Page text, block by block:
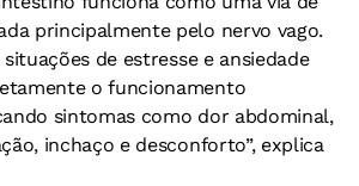
principalmente pelo nervo vago.
de estresse e ansiedade
o funcionamento
sintomas como dor abdominal,
inchaço e desconforto”, explica